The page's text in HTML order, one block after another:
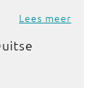
Lees meer